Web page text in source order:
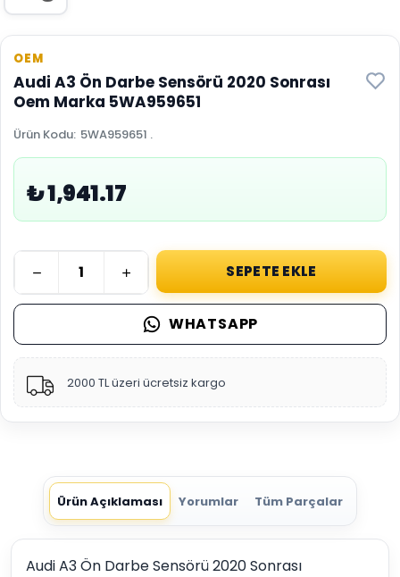
OEM
Audi A3 Ön Darbe Sensörü 2020 Sonrası
Oem Marka 5WA959651
Ürün Kodu: 5WA959651 .
₺ 1,941.17
SEPETE EKLE
WHATSAPP
2000 TL üzeri ücretsiz kargo
Ürün Açıklaması Yorumlar Tüm Parçalar
Audi A3 Ön Darbe Sensörü 2020 Sonrası